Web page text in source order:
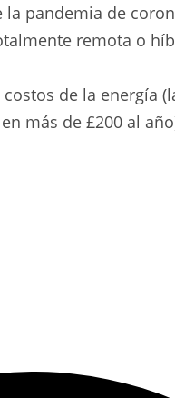
pandemia de
remota o
de la energía
más de £200 al